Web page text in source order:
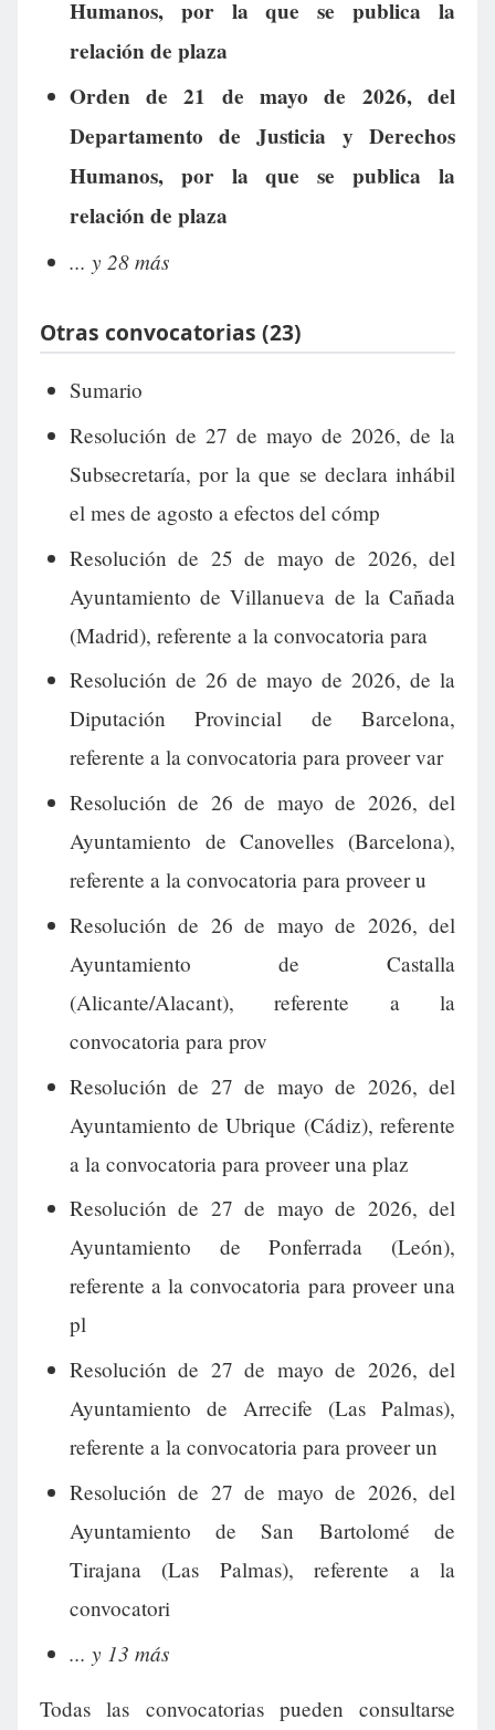
Humanos, por la que se publica la
relación de plaza
Orden de 21 de mayo de 2026, del
Departamento de Justicia y Derechos
Humanos, por la que se publica la
relación de plaza
... y 28 más
Otras convocatorias (23)
Sumario
Resolución de 27 de mayo de 2026, de la
Subsecretaría, por la que se declara inhábil
el mes de agosto a efectos del cómp
Resolución de 25 de mayo de 2026, del
Ayuntamiento de Villanueva de la Cañada
(Madrid), referente a la convocatoria para
Resolución de 26 de mayo de 2026, de la
Diputación Provincial de Barcelona,
referente a la convocatoria para proveer var
Resolución de 26 de mayo de 2026, del
Ayuntamiento de Canovelles (Barcelona),
referente a la convocatoria para proveer u
Resolución de 26 de mayo de 2026, del
Ayuntamiento de Castalla
(Alicante/Alacant), referente a la
convocatoria para prov
Resolución de 27 de mayo de 2026, del
Ayuntamiento de Ubrique (Cádiz), referente
a la convocatoria para proveer una plaz
Resolución de 27 de mayo de 2026, del
Ayuntamiento de Ponferrada (León),
referente a la convocatoria para proveer una
pl
Resolución de 27 de mayo de 2026, del
Ayuntamiento de Arrecife (Las Palmas),
referente a la convocatoria para proveer un
Resolución de 27 de mayo de 2026, del
Ayuntamiento de San Bartolomé de
Tirajana (Las Palmas), referente a la
convocatori
... y 13 más
Todas las convocatorias pueden consultarse